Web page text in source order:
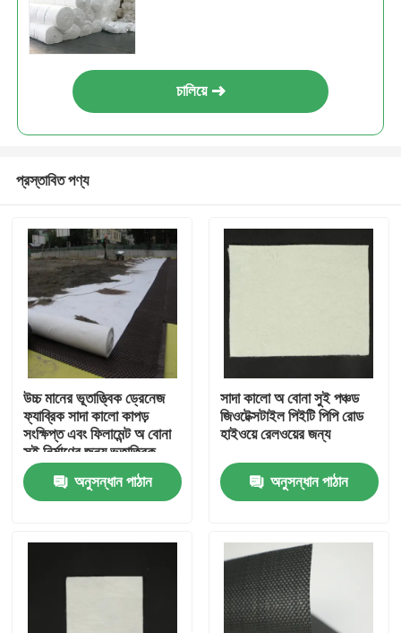
চালিয়ে
প্রস্তাবিত পণ্য
উচ্চ মানের ভূতাত্ত্বিক ড্রেনেজ
ফ্যাব্রিক সাদা কালো কাপড়
সংক্ষিপ্ত এবং ফিলামেন্ট অ বোনা
সুই নির্মাণের জন্য ভূতাত্ত্বিক
অনুসন্ধান পাঠান
সাদা কালো অ বোনা সুই পঞ্চড
জিওটেক্সটাইল পিইটি পিপি রোড
হাইওয়ে রেলওয়ের জন্য
অনুসন্ধান পাঠান